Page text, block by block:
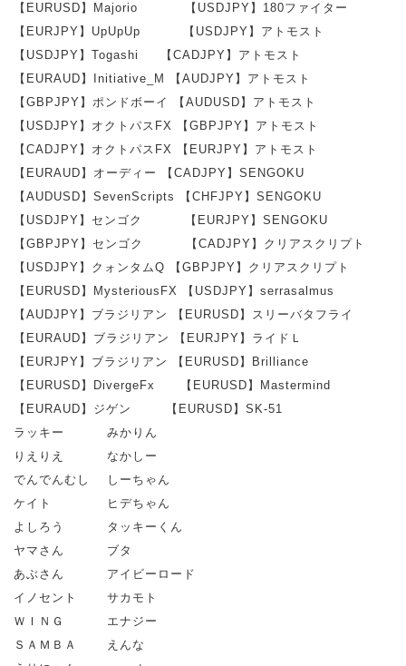
【EURUSD】Majorio 【USDJPY】180ファイター
【EURJPY】UpUpUp 【USDJPY】アトモスト
【USDJPY】Togashi 【CADJPY】アトモスト
【EURAUD】Initiative_M 【AUDJPY】アトモスト
【GBPJPY】ポンドボーイ 【AUDUSD】アトモスト
【USDJPY】オクトパスFX 【GBPJPY】アトモスト
【CADJPY】オクトパスFX 【EURJPY】アトモスト
【EURAUD】オーディー 【CADJPY】SENGOKU
【AUDUSD】SevenScripts 【CHFJPY】SENGOKU
【USDJPY】センゴク 【EURJPY】SENGOKU
【GBPJPY】センゴク 【CADJPY】クリアスクリプト
【USDJPY】クォンタムQ 【GBPJPY】クリアスクリプト
【EURUSD】MysteriousFX 【USDJPY】serrasalmus
【AUDJPY】ブラジリアン 【EURUSD】スリーバタフライ
【EURAUD】ブラジリアン 【EURJPY】ライドＬ
【EURJPY】ブラジリアン 【EURUSD】Brilliance
【EURUSD】DivergeFx 【EURUSD】Mastermind
【EURAUD】ジゲン 【EURUSD】SK-51
ラッキー みかりん
りえりえ なかしー
でんでんむし しーちゃん
ケイト ヒデちゃん
よしろう タッキーくん
ヤマさん ブタ
あぶさん アイビーロード
イノセント サカモト
ＷＩＮＧ エナジー
ＳＡＭＢＡ えんな